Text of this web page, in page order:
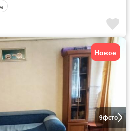
9фото
Новое